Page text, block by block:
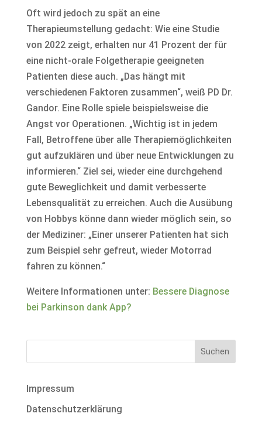
Oft wird jedoch zu spät an eine
Therapieumstellung gedacht: Wie eine Studie
von 2022 zeigt, erhalten nur 41 Prozent der für
eine nicht-orale Folgetherapie geeigneten
Patienten diese auch. „Das hängt mit
verschiedenen Faktoren zusammen“, weiß PD Dr.
Gandor. Eine Rolle spiele beispielsweise die
Angst vor Operationen. „Wichtig ist in jedem
Fall, Betroffene über alle Therapiemöglichkeiten
gut aufzuklären und über neue Entwicklungen zu
informieren.“ Ziel sei, wieder eine durchgehend
gute Beweglichkeit und damit verbesserte
Lebensqualität zu erreichen. Auch die Ausübung
von Hobbys könne dann wieder möglich sein, so
der Mediziner: „Einer unserer Patienten hat sich
zum Beispiel sehr gefreut, wieder Motorrad
fahren zu können.“
Weitere Informationen unter: Bessere Diagnose
bei Parkinson dank App?
Impressum
Datenschutzerklärung